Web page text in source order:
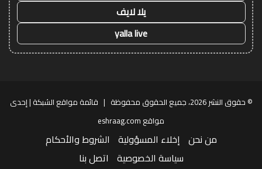
يلا لايف
yalla live
© حقوق النشر 2026، جميع الحقوق محفوظة | قائمة مواقع الشبكة | إحدى
مواقع eshraag.com
من نحن إخلاء المسؤولية الشروط والأحكام
سياسة الخصوصية اتصل بنا